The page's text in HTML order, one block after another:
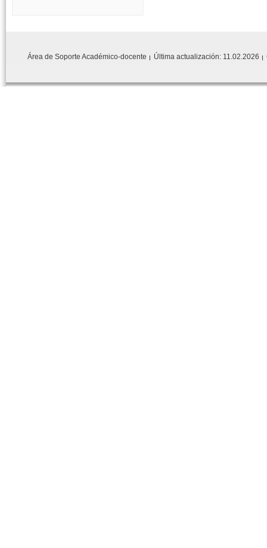
Área de Soporte Académico-docente Última actualización: 11.02.2026